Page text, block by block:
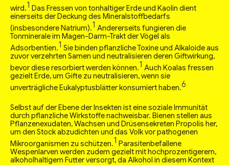
wird.1 Das Fressen von tonhaltiger Erde und Kaolin dient
einerseits der Deckung des Mineralstoffbedarfs
(insbesondere Natrium).1 Andererseits fungieren die
Tonminerale im Magen-Darm-Trakt der Vögel als
Adsorbentien.1 Sie binden pflanzliche Toxine und Alkaloide aus
zuvor verzehrten Samen und neutralisieren deren Giftwirkung,
bevor diese resorbiert werden können.1 Auch Koalas fressen
gezielt Erde, um Gifte zu neutralisieren, wenn sie
unverträgliche Eukalyptusblätter konsumiert haben.6
Selbst auf der Ebene der Insekten ist eine soziale Immunität
durch pflanzliche Wirkstoffe nachweisbar. Bienen stellen aus
Pflanzenexudaten, Wachsen und Drüsensekreten Propolis her,
um den Stock abzudichten und das Volk vor pathogenen
Mikroorganismen zu schützen.1 Parasitenbefallene
Wespenlarven werden zudem gezielt mit hochprozentigerem,
alkoholhaltigem Futter versorgt, da Alkohol in diesem Kontext